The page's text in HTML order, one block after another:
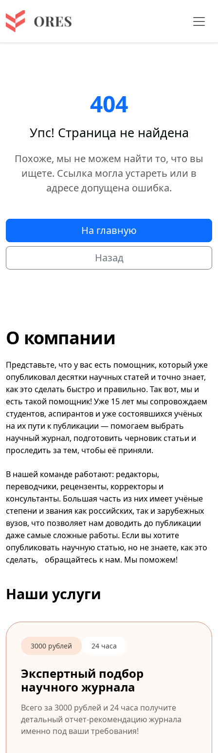
404
Упс! Страница не найдена
Похоже, мы не можем найти то, что вы
ищете. Ссылка могла устареть или в
адресе допущена ошибка.
На главную
Назад
О компании
Представьте, что у вас есть помощник, который уже
опубликовал десятки научных статей и точно знает,
как это сделать быстро и правильно. Так вот, мы и
есть такой помощник! Уже 15 лет мы сопровождаем
студентов, аспирантов и уже состоявшихся учёных
на их пути к публикации — помогаем выбрать
научный журнал, подготовить черновик статьи и
проследить за тем, чтобы её приняли.
В нашей команде работают: редакторы,
переводчики, рецензенты, корректоры и
консультанты. Большая часть из них имеет учёные
степени и звания как российских, так и зарубежных
вузов, что позволяет нам доводить до публикации
даже самые сложные работы. Если вы хотите
опубликовать научную статью, но не знаете, как это
сделать, обращайтесь к нам. Мы поможем!
Наши услуги
3000 рублей 24 часа
Экспертный подбор
научного журнала
Всего за 3000 рублей и 24 часа получите
детальный отчет-рекомендацию журнала
именно под ваши требования!